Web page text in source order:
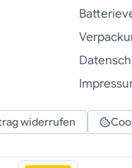
widerrufen